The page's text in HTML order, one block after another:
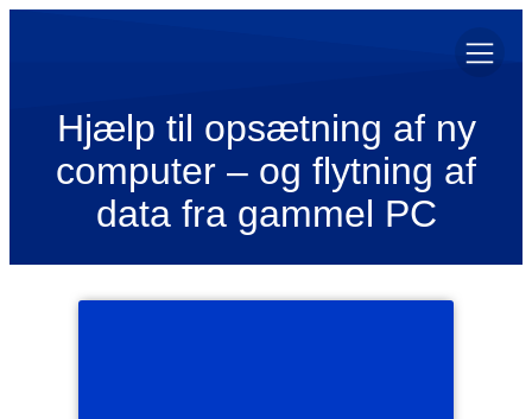
Hjælp til opsætning af ny
computer – og flytning af
data fra gammel PC